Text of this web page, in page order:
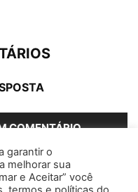
COMENTÁRIO
garantir o
melhorar sua
e Aceitar” você